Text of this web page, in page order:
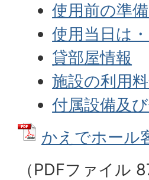
使用前の準
使用当日は・
貸部屋情報
施設の利用
付属設備及
かえでホール
（PDFファイル